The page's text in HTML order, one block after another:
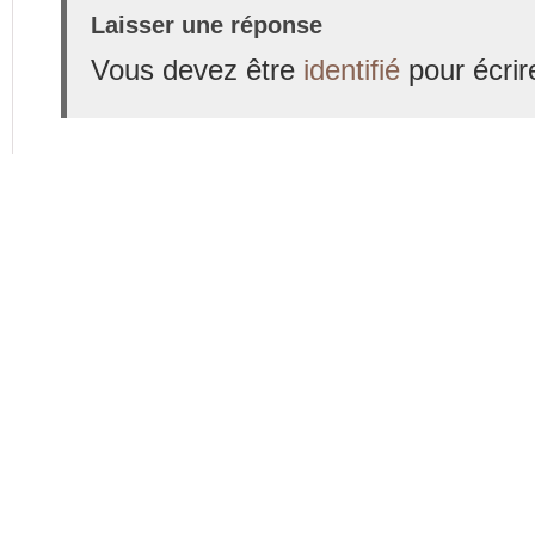
Laisser une réponse
Vous devez être identifié pour